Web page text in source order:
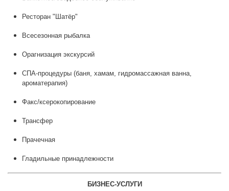
Ресторан "Шатёр"
Всесезонная рыбалка
Орагнизация экскурсий
СПА-процедуры (баня, хамам, гидромассажная ванна,
ароматерапия)
Факс/ксерокопирование
Трансфер
Прачечная
Гладильные принадлежности
БИЗНЕС-УСЛУГИ